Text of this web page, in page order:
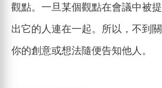
觀點。一旦某個觀點在會議中被
出它的人連在一起。所以，不到
你的創意或想法隨便告知他人。